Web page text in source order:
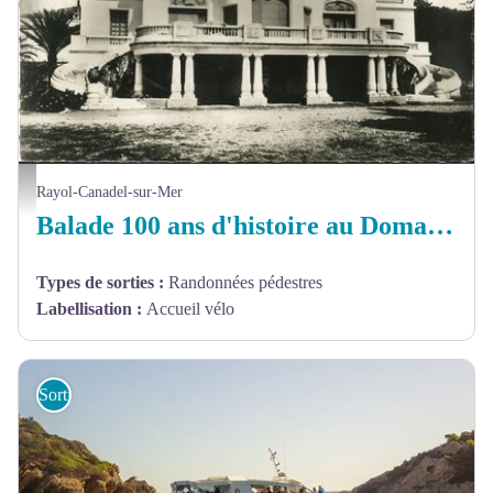
Domaine du Rayol - Vieille carte postale de l'Hôtel de la mer
Rayol-Canadel-sur-Mer
Balade 100 ans d'histoire au Domaine du Rayol
Types de sorties : Randonnées pédestres
Labellisation : Accueil vélo
Sorties et sites de découverte